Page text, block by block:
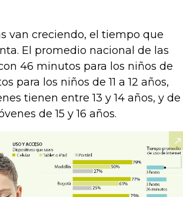
van creciendo, el tiempo que
El promedio nacional de las
46 minutos para los niños de
para los niños de 11 a 12 años,
tienen entre 13 y 14 años, y de
de 15 y 16 años.